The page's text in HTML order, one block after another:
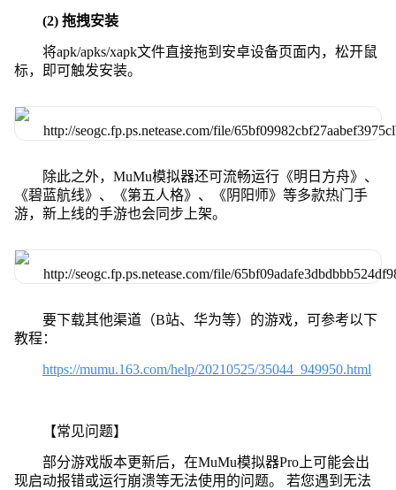
(2) 拖拽安装
将apk/apks/xapk文件直接拖到安卓设备页面内，松开鼠
标，即可触发安装。
除此之外，MuMu模拟器还可流畅运行《明日方舟》、
《碧蓝航线》、《第五人格》、《阴阳师》等多款热门手
游，新上线的手游也会同步上架。
要下载其他渠道（B站、华为等）的游戏，可参考以下
教程：
https://mumu.163.com/help/20210525/35044_949950.html
【常见问题】
部分游戏版本更新后，在MuMu模拟器Pro上可能会出
现启动报错或运行崩溃等无法使用的问题。 若您遇到无法